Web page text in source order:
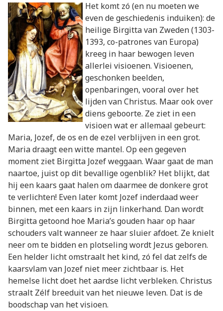
Het komt zó (en nu moeten we
even de geschiedenis induiken): de
heilige Birgitta van Zweden (1303-
1393, co-patrones van Europa)
kreeg in haar bewogen leven
allerlei visioenen. Visioenen,
geschonken beelden,
openbaringen, vooral over het
lijden van Christus. Maar ook over
diens geboorte. Ze ziet in een
visioen wat er allemaal gebeurt:
Maria, Jozef, de os en de ezel verblijven in een grot.
Maria draagt een witte mantel. Op een gegeven
moment ziet Birgitta Jozef weggaan. Waar gaat de man
naartoe, juist op dit bevallige ogenblik? Het blijkt, dat
hij een kaars gaat halen om daarmee de donkere grot
te verlichten! Even later komt Jozef inderdaad weer
binnen, met een kaars in zijn linkerhand. Dan wordt
Birgitta getoond hoe Maria’s gouden haar op haar
schouders valt wanneer ze haar sluier afdoet. Ze knielt
neer om te bidden en plotseling wordt Jezus geboren.
Een helder licht omstraalt het kind, zó fel dat zelfs de
kaarsvlam van Jozef niet meer zichtbaar is. Het
hemelse licht doet het aardse licht verbleken. Christus
straalt Zélf breeduit van het nieuwe leven. Dat is de
boodschap van het visioen.